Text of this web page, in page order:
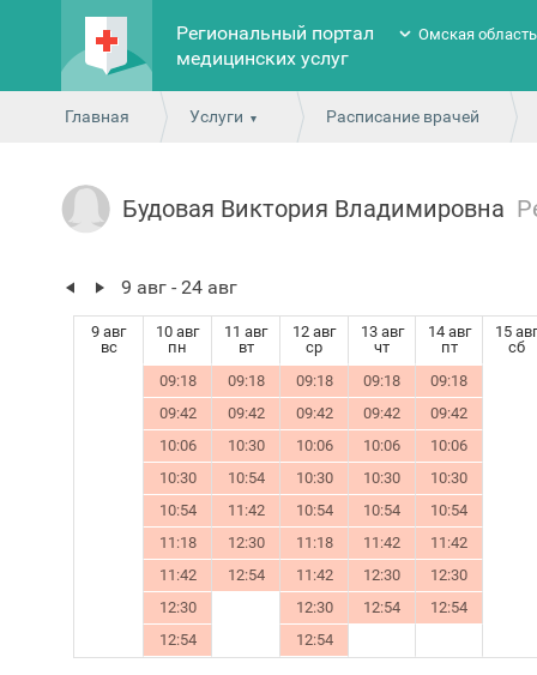
Региональный портал
медицинских услуг
Омская область
Главная Услуги Расписание врачей
Будовая Виктория Владимировна
9 авг - 24 авг
9 авг
вс
10 авг
пн
11 авг
вт
12 авг
ср
13 авг
чт
14 авг
пт
15 авг
сб
09:18
09:18 09:18 09:18
09:18
09:42
09:42 09:42 09:42
09:42
10:06
10:30 10:06 10:06
10:06
10:30
10:54 10:30 10:30
10:30
10:54
11:42 10:54 10:54
10:54
11:18
12:30 11:18 11:42
11:42
11:42
12:54 11:42 12:30
12:30
12:30
12:30 12:54
12:54
12:54
12:54